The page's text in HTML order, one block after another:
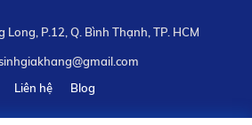
Long, P.12, Q. Bình Thạnh, TP. HCM
Liên hệ
Blog